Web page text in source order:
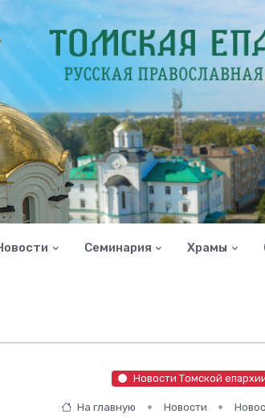
Семинария Храмы
Новости Томской
На главную Новости